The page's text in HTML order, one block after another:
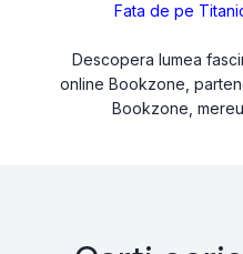
Fata de pe
Descopera lumea
online Bookzone,
Bookzone,